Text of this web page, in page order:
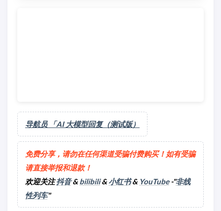
导航员 「AI 大模型回复（测试版）
免费分享，请勿在任何渠道受骗付费购买！如有受骗
请直接举报和退款！
欢迎关注抖音& bilibili&小红书& YouTube-"非线
性列车"